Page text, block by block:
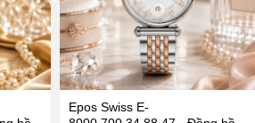
Epos Swiss E-